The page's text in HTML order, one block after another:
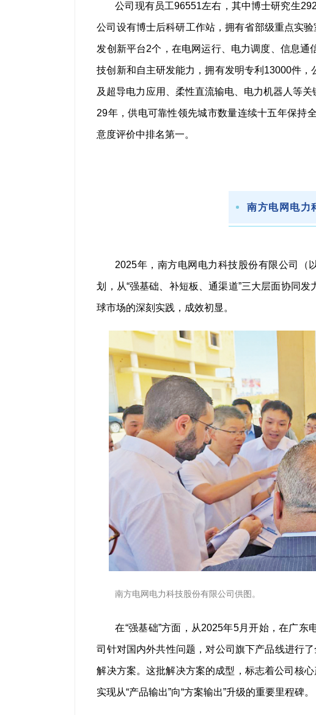
公司现有员工96551左右，其中博士研究生
公司设有博士后科研工作站，拥有省部级重点实
发创新平台2个，在电网运行、电力调度、信息
技创新和自主研发能力，拥有发明专利13000件
及超导电力应用、柔性直流输电、电力机器人等
29年，供电可靠性领先城市数量连续十五年保持
意度评价中排名第一。
南方电网电力
2025年，南方电网电力科技股份有限公司（
划，从“强基础、补短板、通渠道”三大层面协同
球市场的深刻实践，成效初显。
南方电网电力科技股份有限公司供图。
在“强基础”方面，从2025年5月开始，在广
司针对国内外共性问题，对公司旗下产品线进行
解决方案。这批解决方案的成型，标志着公司核
实现从“产品输出”向“方案输出”升级的重要里程碑。